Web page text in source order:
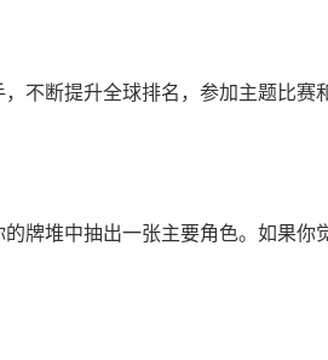
不断提升全球排名，参加主题比赛
牌堆中抽出一张主要角色。如果你